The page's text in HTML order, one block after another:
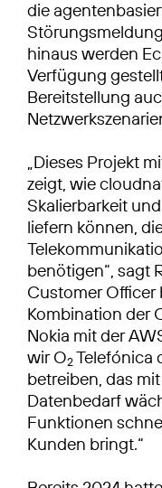
die
hinaus werden
Verfügung
Bereitstellung
„Dieses Projekt
zeigt, wie
Skalierbarkeit
liefern können,
benötigen“, sagt
Customer Officer
Kombination der
Nokia mit der
wir O2Telefónica
betreiben, das
Datenbedarf
Funktionen
Kunden bringt.“